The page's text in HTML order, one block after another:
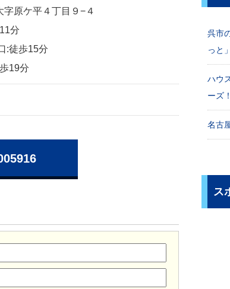
原ケ平４丁目９−４
分
:徒歩15分
19分
呉市
っと」
ハウ
ーズ！
名古
ス